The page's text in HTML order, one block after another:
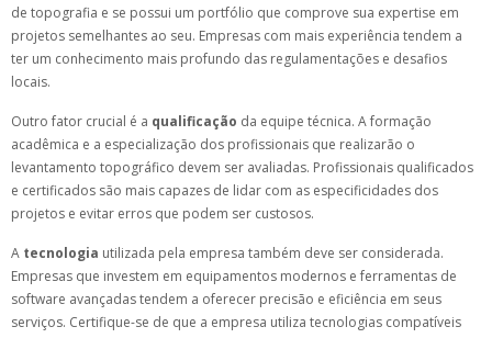
de topografia e se possui um portfólio que comprove sua expertise em
projetos semelhantes ao seu. Empresas com mais experiência tendem a
ter um conhecimento mais profundo das regulamentações e desafios
locais.
Outro fator crucial é a qualificação da equipe técnica. A formação
acadêmica e a especialização dos profissionais que realizarão o
levantamento topográfico devem ser avaliadas. Profissionais qualificados
e certificados são mais capazes de lidar com as especificidades dos
projetos e evitar erros que podem ser custosos.
A tecnologia utilizada pela empresa também deve ser considerada.
Empresas que investem em equipamentos modernos e ferramentas de
software avançadas tendem a oferecer precisão e eficiência em seus
serviços. Certifique-se de que a empresa utiliza tecnologias compatíveis